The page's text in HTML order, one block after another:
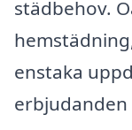
städbehov.
enstaka
erbjudanden